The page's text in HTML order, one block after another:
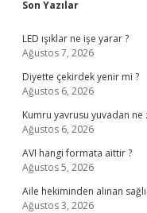
Sidebar
Son Yazılar
LED ışıklar ne işe yarar ?
Ağustos 7, 2026
Diyette çekirdek yenir mi ?
Ağustos 6, 2026
Kumru yavrusu yuvadan ne
Ağustos 6, 2026
AVI hangi formata aittir ?
Ağustos 5, 2026
Aile hekiminden alınan
Ağustos 3, 2026